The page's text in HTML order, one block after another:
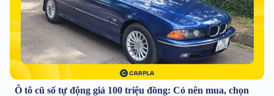
Ô tô cũ số tự động giá 100 triệu đồng: Có nên mua, chọn